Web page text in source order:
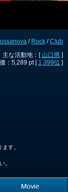
/ Rock /Club
主な活動地：[ 山口県 ]
：5,289 pt [ 1,399位 ]
す。
。
Movie